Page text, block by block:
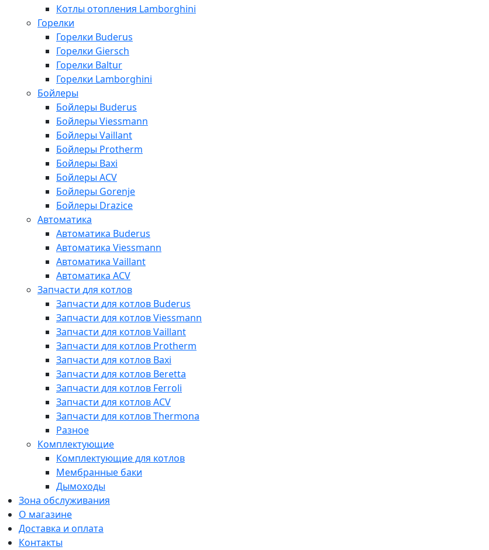
Котлы отопления Lamborghini
Горелки
Горелки Buderus
Горелки Giersch
Горелки Baltur
Горелки Lamborghini
Бойлеры
Бойлеры Buderus
Бойлеры Viessmann
Бойлеры Vaillant
Бойлеры Protherm
Бойлеры Baxi
Бойлеры ACV
Бойлеры Gorenje
Бойлеры Drazice
Автоматика
Автоматика Buderus
Автоматика Viessmann
Автоматика Vaillant
Автоматика ACV
Запчасти для котлов
Запчасти для котлов Buderus
Запчасти для котлов Viessmann
Запчасти для котлов Vaillant
Запчасти для котлов Protherm
Запчасти для котлов Baxi
Запчасти для котлов Beretta
Запчасти для котлов Ferroli
Запчасти для котлов ACV
Запчасти для котлов Thermona
Разное
Комплектующие
Комплектующие для котлов
Мембранные баки
Дымоходы
Зона обслуживания
О магазине
Доставка и оплата
Контакты